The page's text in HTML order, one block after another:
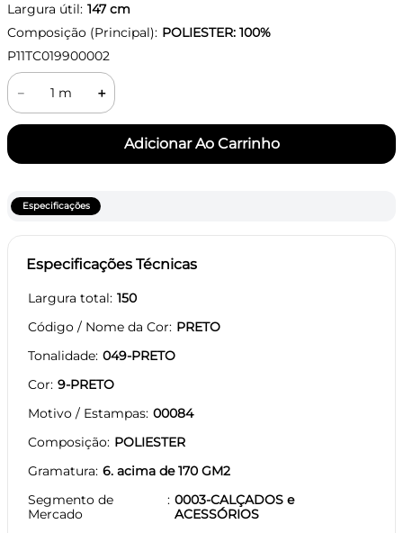
Largura útil: 147cm
Composição (Principal): POLIESTER: 100%
P11TC019900002
＋
－
Especificações
Especificações Técnicas
Largura total 150
Código / Nome da Cor PRETO
Tonalidade 049-PRETO
Cor 9-PRETO
Motivo / Estampas 00084
Composição POLIESTER
Gramatura 6. acima de 170 GM2
Segmento de
Mercado
0003-CALÇADOS e
ACESSÓRIOS